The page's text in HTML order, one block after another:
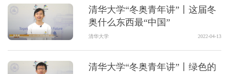
清华大学“冬奥青年讲”丨这届冬
奥什么东西最“中国”
清华大学 2022-04-13
清华大学“冬奥青年讲”丨绿色的